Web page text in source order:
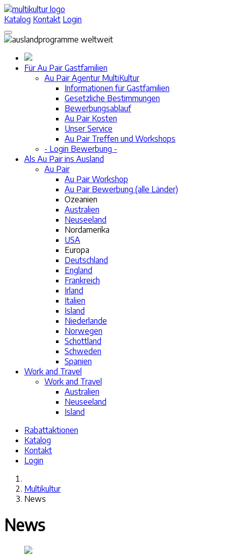
Katalog Kontakt Login
Für Au Pair Gastfamilien
Au Pair Agentur MultiKultur
Informationen für Gastfamilien
Gesetzliche Bestimmungen
Bewerbungsablauf
Au Pair Kosten
Unser Service
Au Pair Treffen und Workshops
- Login Bewerbung -
Als Au Pair ins Ausland
Au Pair
Au Pair Workshop
Au Pair Bewerbung (alle Länder)
Ozeanien
Australien
Neuseeland
Nordamerika
USA
Europa
Deutschland
England
Frankreich
Irland
Italien
Island
Niederlande
Norwegen
Schottland
Schweden
Spanien
Work and Travel
Work and Travel
Australien
Neuseeland
Island
Rabattaktionen
Katalog
Kontakt
Login
Multikultur
News
News